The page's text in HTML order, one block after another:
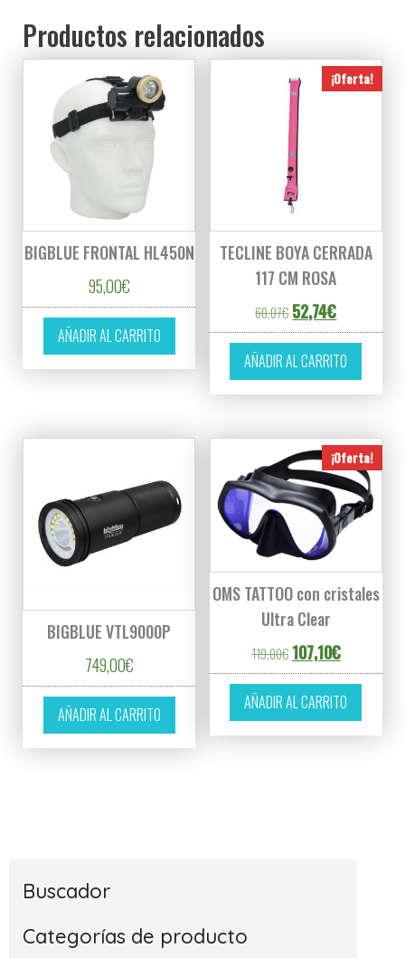
Productos relacionados
BIGBLUE FRONTAL HL450N
95,00€
AÑADIR AL CARRITO
¡Oferta!
TECLINE BOYA CERRADA
117 CM ROSA
60,07€ El precio original
52,74€El precio
AÑADIR AL CARRITO
BIGBLUE VTL9000P
749,00€
AÑADIR AL CARRITO
¡Oferta!
OMS TATTOO con cristales
Ultra Clear
119,00€ El precio original
107,10€El precio
AÑADIR AL CARRITO
Buscador
Categorías de producto